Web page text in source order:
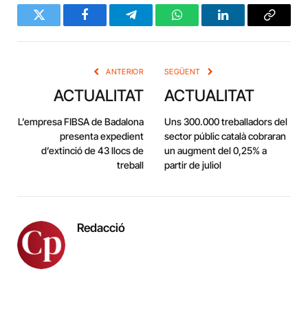
Twitter FacebookTelegramWhatsAppLinkedInCopy
ANTERIOR
ACTUALITAT
L’empresa FIBSA de Badalona
presenta expedient
d’extinció de 43 llocs de
treball
SEGÜENT
ACTUALITAT
Uns 300.000 treballadors del
sector públic català cobraran
un augment del 0,25% a
partir de juliol
Redacció